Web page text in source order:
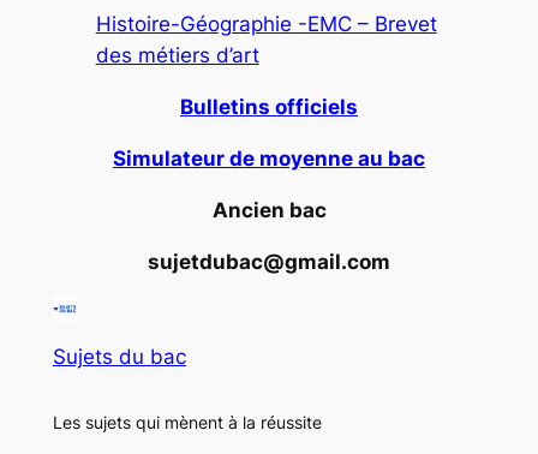
Histoire-Géographie -EMC – Brevet
des métiers d’art
Bulletins officiels
Simulateur de moyenne au bac
Ancien bac
sujetdubac@gmail.com
Sujets du bac
Les sujets qui mènent à la réussite